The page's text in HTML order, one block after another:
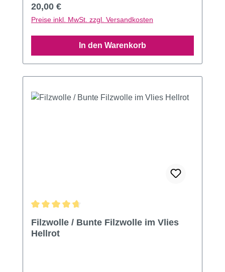
Regulärer Preis:
20,00 €
Preise inkl. MwSt. zzgl. Versandkosten
In den Warenkorb
Filzwolle / Bunte Filzwolle im Vlies
Hellrot